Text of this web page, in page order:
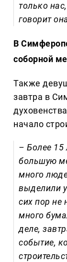
только
говорит
В
соборной
Также
завтра в
начало
– Более 15
большую
много
выделили
сих пор не
много
деле,
событие,